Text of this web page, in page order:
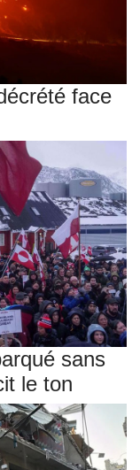
face
sans
le ton